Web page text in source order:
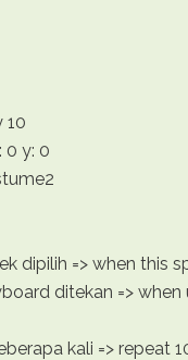
10
0 y: 0
dipilih => when this
ditekan => when
kali => repeat